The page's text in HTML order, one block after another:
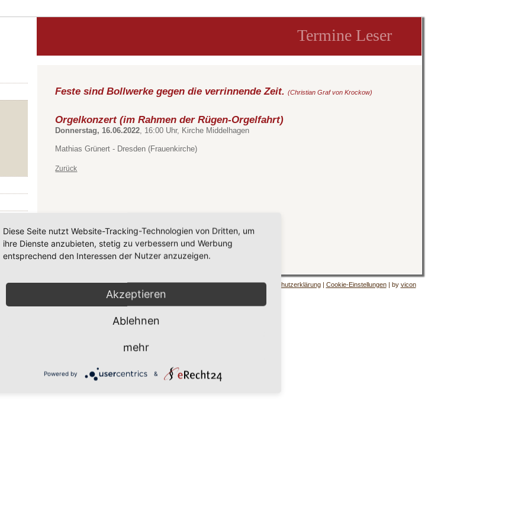
Termine Leser
Feste sind Bollwerke gegen die verrinnende Zeit.(Christian Graf von Krockow)
Orgelkonzert (im Rahmen der Rügen-Orgelfahrt)
Donnerstag, 16.06.2022, 16:00 Uhr, Kirche Middelhagen
Mathias Grünert - Dresden (Frauenkirche)
Zurück
Mönchgut 2026 |Impressum|Datenschutzerklärung| Cookie-Einstellungen| by vicon
Diese Seite nutzt Website-Tracking-Technologien von Dritten, um
ihre Dienste anzubieten, stetig zu verbessern und Werbung
entsprechend den Interessen der Nutzer anzuzeigen.
Akzeptieren
Ablehnen
mehr
Powered by &